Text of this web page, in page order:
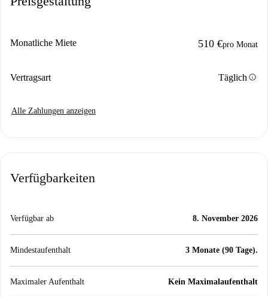
Monatliche Miete 510 €pro Monat
Vertragsart Täglich info
Alle Zahlungen anzeigen
Verfügbarkeiten
Verfügbar ab 8. November 2026
Mindestaufenthalt 3 Monate (90 Tage).
Maximaler Aufenthalt Kein Maximalaufenthalt